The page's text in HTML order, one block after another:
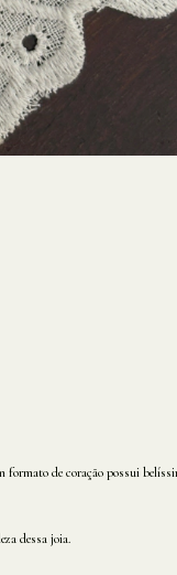
de coração possui
dessa joia.